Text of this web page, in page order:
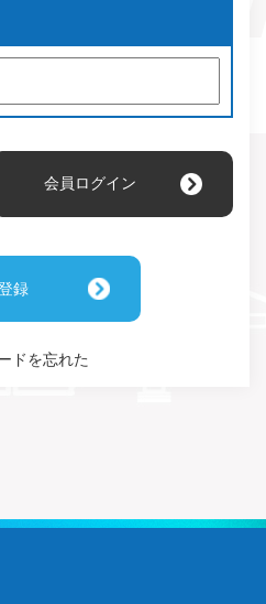
録
ドを忘れた